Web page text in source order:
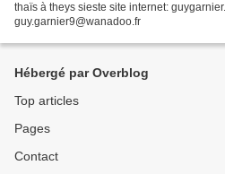
thaïs à theys sieste site internet:
guy.garnier9@wanadoo.fr
Hébergé par Overblog
Top articles
Pages
Contact